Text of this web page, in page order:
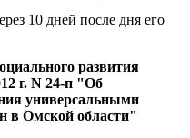
10 дней после дня его
развития
г. N 24-п "Об
универсальными
в Омской области"